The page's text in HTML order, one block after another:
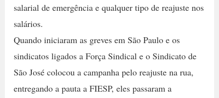
salarial de emergência e qualquer tipo de reajuste nos
salários.
Quando iniciaram as greves em São Paulo e os
sindicatos ligados a Força Sindical e o Sindicato de
São José colocou a campanha pelo reajuste na rua,
entregando a pauta a FIESP, eles passaram a